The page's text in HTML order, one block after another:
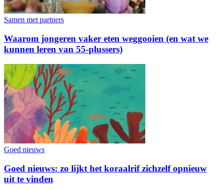
Samen met partners
Waarom jongeren vaker eten weggooien (en wat we
kunnen leren van 55-plussers)
Goed nieuws
Goed nieuws: zo lijkt het koraalrif zichzelf opnieuw
uit te vinden